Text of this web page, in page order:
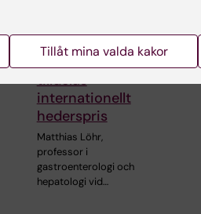
CLINTEC-professor
tilldelas
internationellt
hederspris
Matthias Löhr,
professor i
gastroenterologi och
hepatologi vid…
Tillåt mina valda kakor